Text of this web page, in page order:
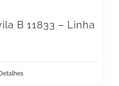
B 11833 – Linha
Detalhes